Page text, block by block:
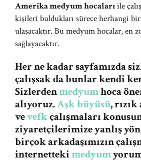
Amerika medyum hocalarıile
kişileri buldukları sürece herhangi
ulaşacaktır. Bu medyum hocalar, en
sağlayacaktır.
Her ne kadar sayfamızda
çalışsak da bunlar kendi
Sizlerdenmedyumhoca
alıyoruz.Aşk büyüsü,
vevefkçalışmaları
ziyaretçilerimize yanlış
birçok arkadaşımızın
internettekimedyum